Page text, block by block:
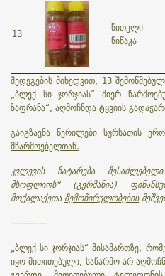
13
წითელი
წიწაკა
შედეგების მიხედვით, 13
„ბლექ სი ჯორჯიას“ მიერ
ზაფრანა“, აღმოჩნდა ტყვიის
გაიგზავნა წერილები სურსათის
მწარმოებელთან.
კვლევის ჩატარება
მსოფლიოს“ (გერმანია)
მოქალაქეთაშემოწირულობების
-------------
„ბლექ სი ჯორჯიას“ მისამართზე,
იყო მითითებული, საწარმო არ